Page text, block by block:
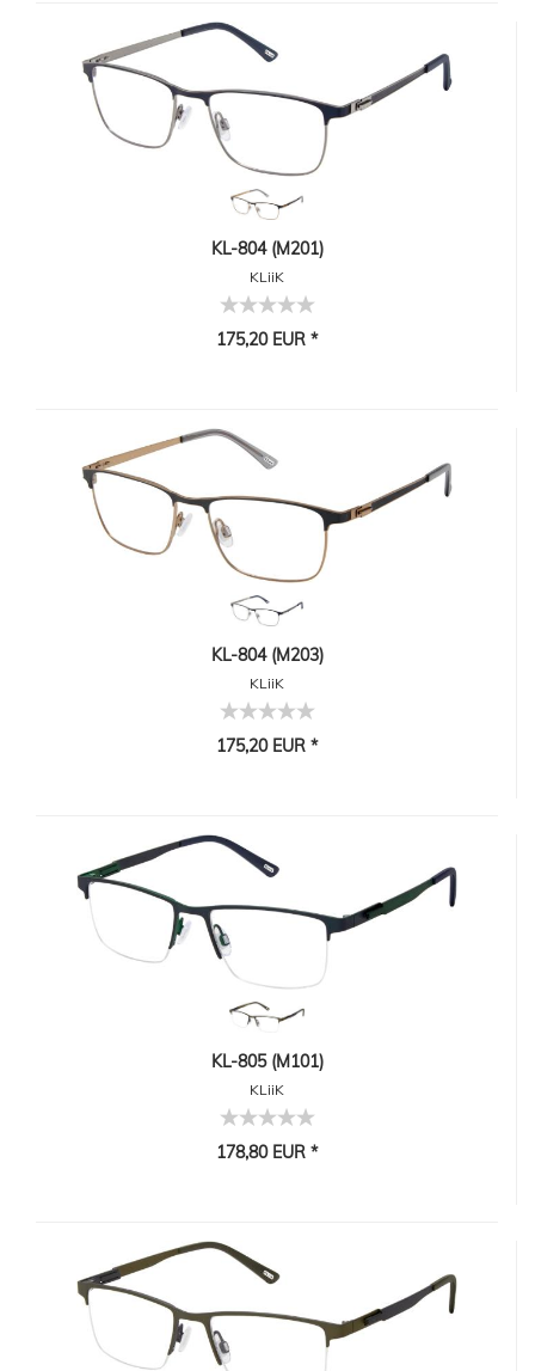
KL-804 (M201)
KLiiK
175,20 EUR *
KL-804 (M203)
KLiiK
175,20 EUR *
KL-805 (M101)
KLiiK
178,80 EUR *